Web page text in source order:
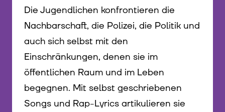
Die Jugendlichen konfrontieren die
Nachbarschaft, die Polizei, die Politik und
auch sich selbst mit den
Einschränkungen, denen sie im
öffentlichen Raum und im Leben
begegnen. Mit selbst geschriebenen
Songs und Rap-Lyrics artikulieren sie